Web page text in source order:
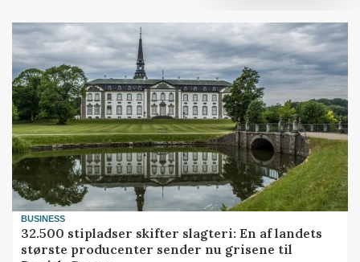
BUSINESS
32.500 stipladser skifter slagteri: En af landets
største producenter sender nu grisene til